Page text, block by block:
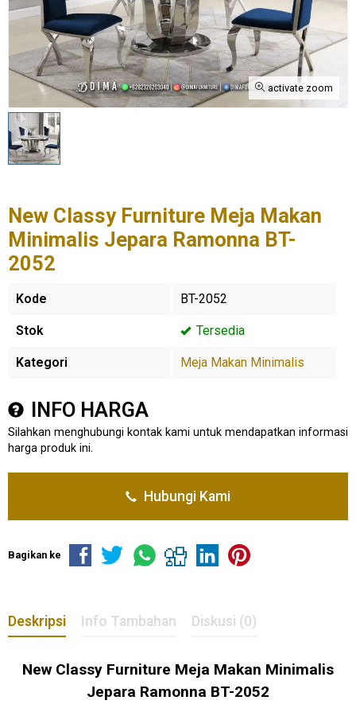
activate zoom
New Classy Furniture Meja Makan
Minimalis Jepara Ramonna BT-
2052
Kode BT-2052
Stok Tersedia
Kategori Meja Makan Minimalis
INFO HARGA
Silahkan menghubungi kontak kami untuk mendapatkan informasi
harga produk ini.
Hubungi Kami
Bagikan ke
Deskripsi Info Tambahan Diskusi (0)
New Classy Furniture Meja Makan Minimalis
Jepara Ramonna BT-2052